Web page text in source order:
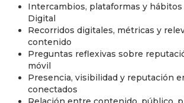
Intercambios, plataformas y hábitos
Digital
Recorridos digitales, métricas y
contenido
Preguntas reflexivas sobre
móvil
Presencia, visibilidad y reputación
conectados